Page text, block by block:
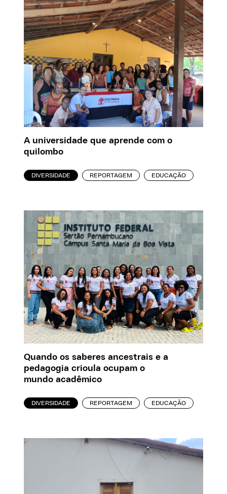
A universidade que aprende com o
quilombo
DIVERSIDADE REPORTAGEM EDUCAÇÃO
Quando os saberes ancestrais e a
pedagogia crioula ocupam o
mundo acadêmico
DIVERSIDADE REPORTAGEM EDUCAÇÃO